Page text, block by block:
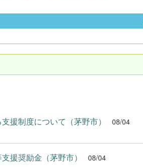
援制度について（茅野市） 08/04
援奨励金（茅野市） 08/04